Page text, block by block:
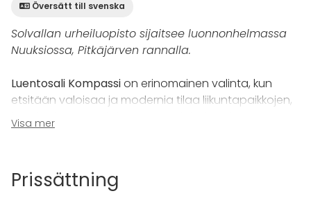
Översätt till svenska
Solvallan urheiluopisto sijaitsee luonnonhelmassa
Nuuksiossa, Pitkäjärven rannalla.
Luentosali Kompassion erinomainen valinta, kun
etsitään valoisaa ja modernia tilaa liikuntapaikkojen,
lenkkipolun ja Nuuksion metsän läheisyydestä.
Kompassin varusteisiin kuuluvat projektori,
Visa mer
Prissättning